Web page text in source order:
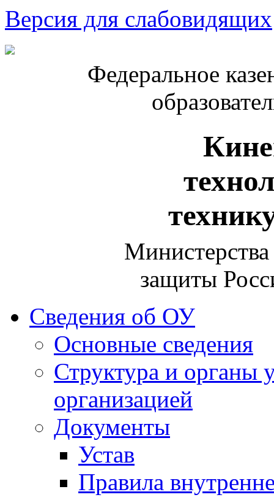
Версия для слабовидящих
Федеральное
защиты
Сведения об ОУ
Основные сведения
Структура и органы
организацией
Документы
Устав
Правила